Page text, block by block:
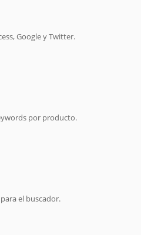
Google y Twitter.
por producto.
el buscador.